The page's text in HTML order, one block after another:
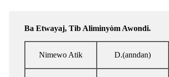
Ba Etwayaj, Tib Aliminyòm Awondi.
Nimewo Atik D.(anndan)